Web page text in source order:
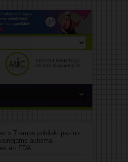
» Tramps publiski paziņo,
autisma
arī FDA